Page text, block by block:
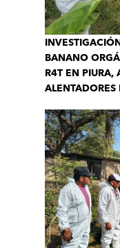
BANANO
R4T EN PIURA,
ALENTADORES